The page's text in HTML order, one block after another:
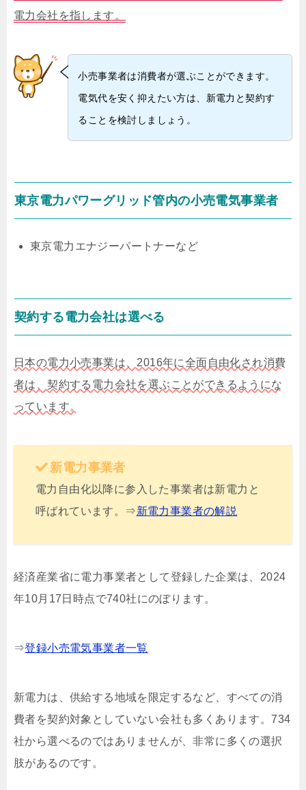
電力会社を指します。
小売事業者は消費者が選ぶことができます。
電気代を安く抑えたい方は、新電力と契約す
ることを検討しましょう。
東京電力パワーグリッド管内の小売電気事業者
東京電力エナジーパートナーなど
契約する電力会社は選べる
日本の電力小売事業は、2016年に全面自由化され消費
者は、契約する電力会社を選ぶことができるようにな
っています。
新電力事業者
電力自由化以降に参入した事業者は新電力と
呼ばれています。⇒新電力事業者の解説
経済産業省に電力事業者として登録した企業は、2024
年10月17日時点で740社にのぼります。
⇒登録小売電気事業者一覧
新電力は、供給する地域を限定するなど、すべての消
費者を契約対象としていない会社も多くあります。734
社から選べるのではありませんが、非常に多くの選択
肢があるのです。